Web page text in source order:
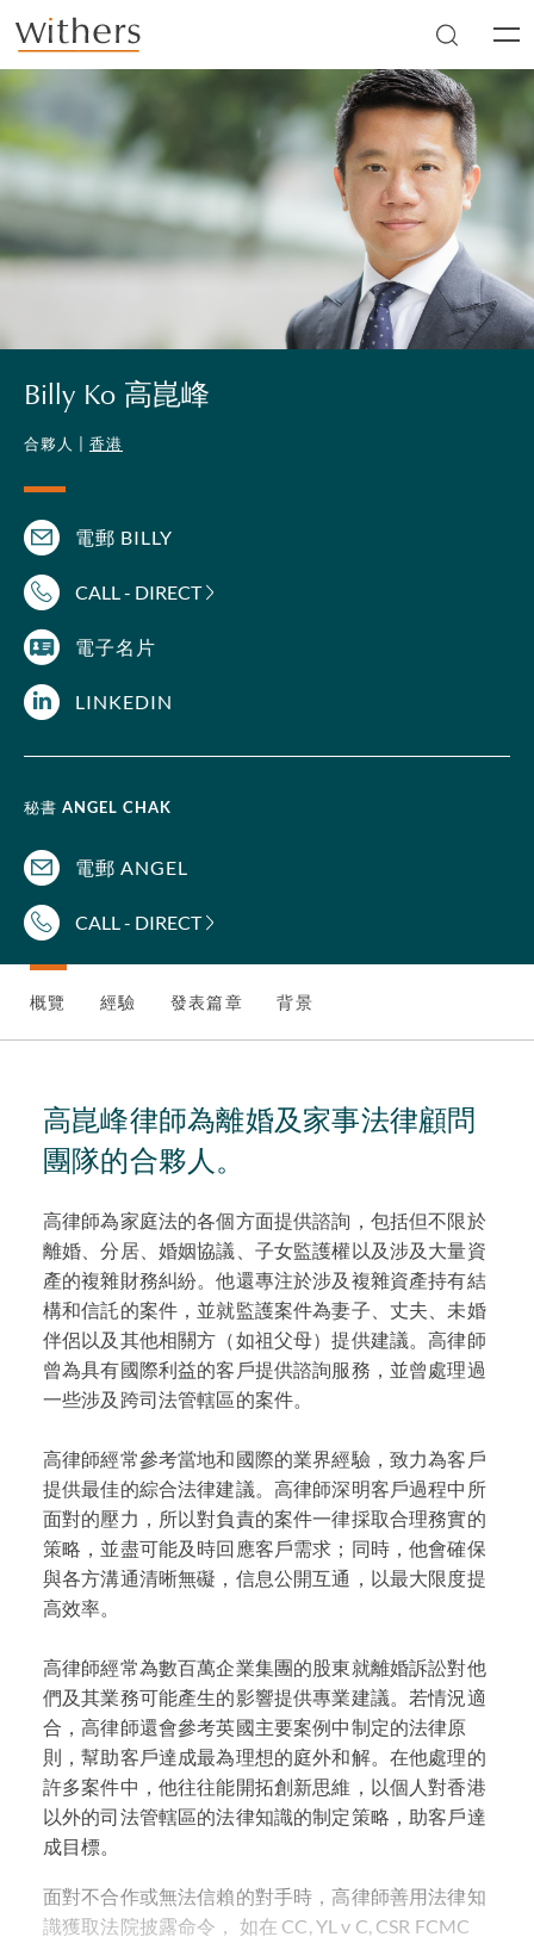
Skip to main content
Billy Ko 高崑峰
合夥人 | 香港
電郵 BILLY
CALL - DIRECT
電子名片
LINKEDIN
秘書 ANGEL CHAK
電郵 ANGEL
CALL - DIRECT
概覽 經驗 發表篇章 背景
高崑峰律師為離婚及家事法律顧問
團隊的合夥人。
高律師為家庭法的各個方面提供諮詢，包括但不限於
離婚、分居、婚姻協議、子女監護權以及涉及大量資
產的複雜財務糾紛。他還專注於涉及複雜資產持有結
構和信託的案件，並就監護案件為妻子、丈夫、未婚
伴侶以及其他相關方（如祖父母）提供建議。高律師
曾為具有國際利益的客戶提供諮詢服務，並曾處理過
一些涉及跨司法管轄區的案件。
高律師經常參考當地和國際的業界經驗，致力為客戶
提供最佳的綜合法律建議。高律師深明客戶過程中所
面對的壓力，所以對負責的案件一律採取合理務實的
策略，並盡可能及時回應客戶需求；同時，他會確保
與各方溝通清晰無礙，信息公開互通，以最大限度提
高效率。
高律師經常為數百萬企業集團的股東就離婚訴訟對他
們及其業務可能產生的影響提供專業建議。若情況適
合，高律師還會參考英國主要案例中制定的法律原
則，幫助客戶達成最為理想的庭外和解。在他處理的
許多案件中，他往往能開拓創新思維，以個人對香港
以外的司法管轄區的法律知識的制定策略，助客戶達
成目標。
面對不合作或無法信賴的對手時，高律師善用法律知
識獲取法院披露命令， 如在 CC, YL v C, CSR FCMC